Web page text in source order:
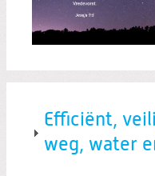
Efficiënt,
weg, water